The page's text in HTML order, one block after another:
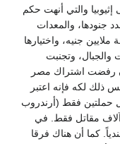
إثيوبيا والتي أنهت حكم
جنودها، والمعدات
جنيه، واختيارها
وتجنبت
رفضت اشتراك مصر
ذلك لكه فإنه اعتبر
حملتين فقط (أرندروب
مقاتل فقط. في
عدد جنودها 14.683 جندياً. كما أن هناك فرقا